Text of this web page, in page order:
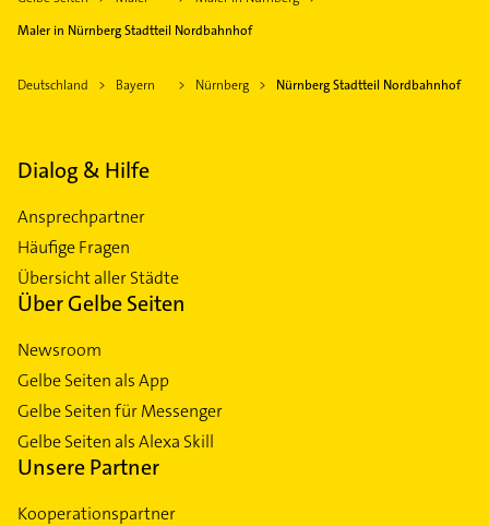
Maler in Nürnberg Stadtteil Nordbahnhof
Deutschland Bayern Nürnberg Nürnberg Stadtteil Nordbahnhof
Dialog & Hilfe
Ansprechpartner
Häufige Fragen
Übersicht aller Städte
Über Gelbe Seiten
Newsroom
Gelbe Seiten als App
Gelbe Seiten für Messenger
Gelbe Seiten als Alexa Skill
Unsere Partner
Kooperationspartner